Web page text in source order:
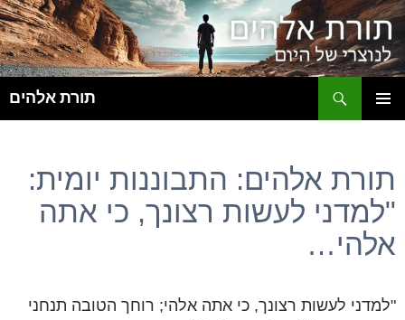
תורת אלהים
תורת אלהים: התבוננות יומית:
"למדני לעשות רצונך, כי אתה
אלהי…
"למדני לעשות רצונך, כי אתה אלהי; רוחך הטובה תנחני